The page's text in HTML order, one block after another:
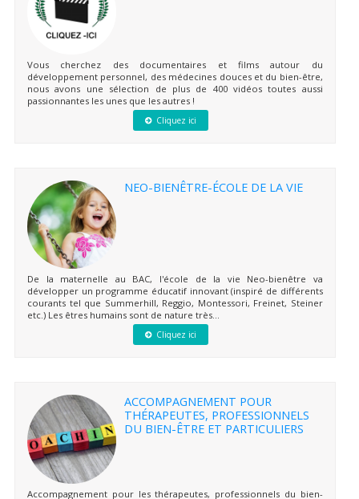
Vous cherchez des documentaires et films autour du
développement personnel, des médecines douces et du bien-être,
nous avons une sélection de plus de 400 vidéos toutes aussi
passionnantes les unes que les autres !
Cliquez ici
NEO-BIENÊTRE-ÉCOLE DE LA VIE
De la maternelle au BAC, l'école de la vie Neo-bienêtre va
développer un programme éducatif innovant (inspiré de différents
courants tel que Summerhill, Reggio, Montessori, Freinet, Steiner
etc.) Les êtres humains sont de nature très...
Cliquez ici
ACCOMPAGNEMENT POUR
THÉRAPEUTES, PROFESSIONNELS
DU BIEN-ÊTRE ET PARTICULIERS
Accompagnement pour les thérapeutes, professionnels du bien-